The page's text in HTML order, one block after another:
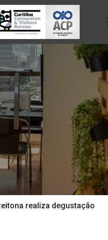
realiza degustação